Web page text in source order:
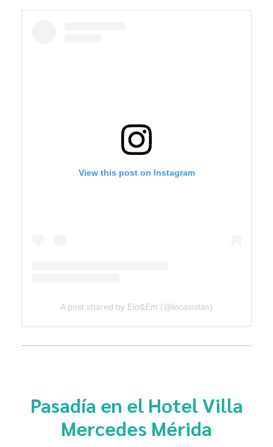
View this post on Instagram
A post shared by Elo&Em (@locasistas)
Pasadía en el Hotel Villa
Mercedes Mérida